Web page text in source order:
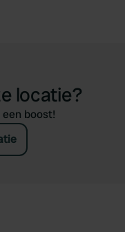
locatie?
boost!